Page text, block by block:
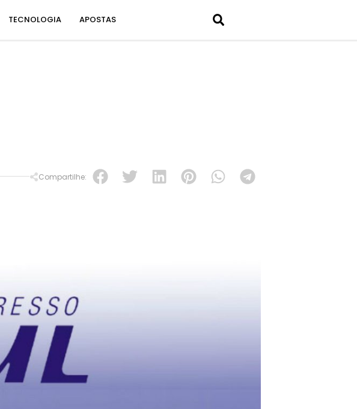
TECNOLOGIA APOSTAS
Compartilhe: